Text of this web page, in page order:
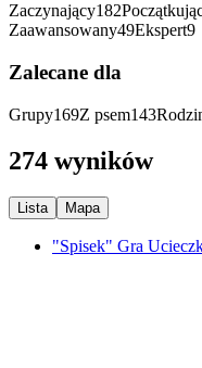
Zaczynający182
Zaawansowany49Ekspert9
Zalecane dla
Grupy169Z psem143
274 wyników
Lista Mapa
"Spisek" Gra